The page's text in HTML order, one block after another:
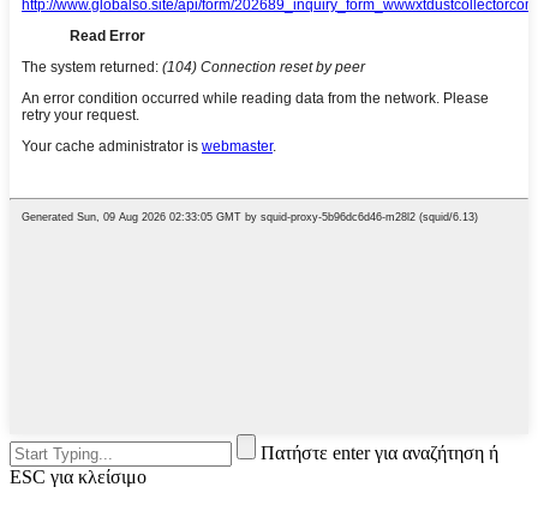
Πατήστε enter για αναζήτηση ή
ESC για κλείσιμο